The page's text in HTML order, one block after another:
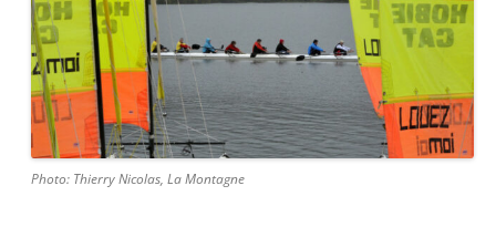
Photo: Thierry Nicolas, La Montagne